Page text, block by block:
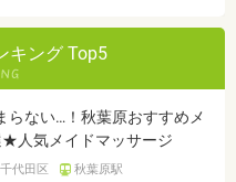
キング Top5
らない…！秋葉原おすすめメ
人気メイドマッサージ
千代田区 秋葉原駅